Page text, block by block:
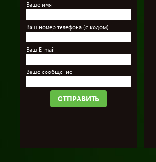
Ваше имя
Ваш номер телефона (с кодом)
Ваш E-mail
Ваше сообщение
ОТПРАВИТЬ